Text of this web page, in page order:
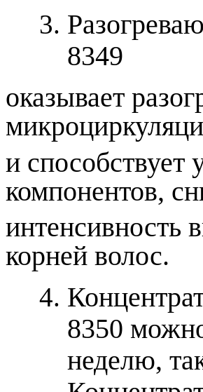
8349
оказывает
и способствует
компонентов,
интенсивность
корней волос.
8350
неделю,